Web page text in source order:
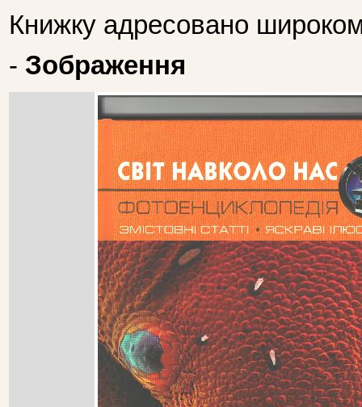
Книжку адресовано
- Зображення